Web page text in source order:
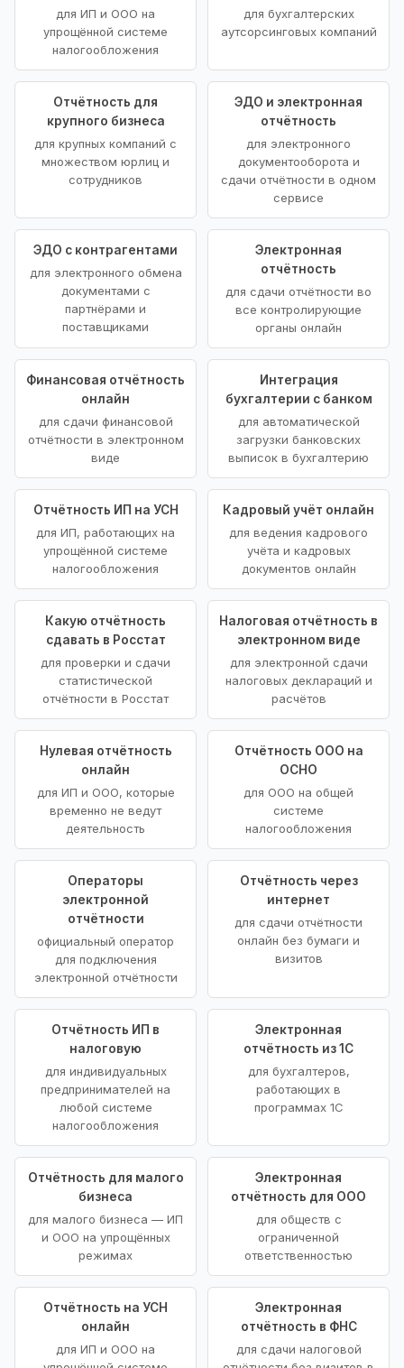
для ИП и ООО на
упрощённой системе
налогообложения
для бухгалтерских
аутсорсинговых компаний
Отчётность для
крупного бизнеса
для крупных компаний с
множеством юрлиц и
сотрудников
ЭДО и электронная
отчётность
для электронного
документооборота и
сдачи отчётности в одном
сервисе
ЭДО с контрагентами
для электронного обмена
документами с
партнёрами и
поставщиками
Электронная
отчётность
для сдачи отчётности во
все контролирующие
органы онлайн
Финансовая отчётность
онлайн
для сдачи финансовой
отчётности в электронном
виде
Интеграция
бухгалтерии с банком
для автоматической
загрузки банковских
выписок в бухгалтерию
Отчётность ИП на УСН
для ИП, работающих на
упрощённой системе
налогообложения
Кадровый учёт онлайн
для ведения кадрового
учёта и кадровых
документов онлайн
Какую отчётность
сдавать в Росстат
для проверки и сдачи
статистической
отчётности в Росстат
Налоговая отчётность в
электронном виде
для электронной сдачи
налоговых деклараций и
расчётов
Нулевая отчётность
онлайн
для ИП и ООО, которые
временно не ведут
деятельность
Отчётность ООО на
ОСНО
для ООО на общей
системе
налогообложения
Операторы
электронной
отчётности
официальный оператор
для подключения
электронной отчётности
Отчётность через
интернет
для сдачи отчётности
онлайн без бумаги и
визитов
Отчётность ИП в
налоговую
для индивидуальных
предпринимателей на
любой системе
налогообложения
Электронная
отчётность из 1С
для бухгалтеров,
работающих в
программах 1С
Отчётность для малого
бизнеса
для малого бизнеса — ИП
и ООО на упрощённых
режимах
Электронная
отчётность для ООО
для обществ с
ограниченной
ответственностью
Отчётность на УСН
онлайн
для ИП и ООО на
Электронная
отчётность в ФНС
для сдачи налоговой